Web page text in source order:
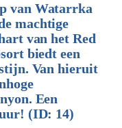
van Watarrka
machtige
van het Red
biedt een
Van hieruit
Een
(ID: 14)